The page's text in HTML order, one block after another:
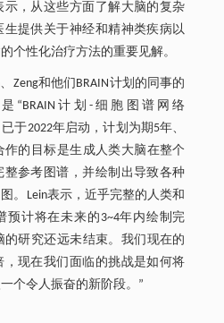
，从这些方面了解大脑的复杂
提供关于神经和精神类疾病以
个性化治疗方法的重要见解。
Zeng和他们BRAIN计划的同事的
“BRAIN计划-细胞图谱网络
已于2022年启动，计划为期5年、
作的目标是生成人类大脑在整个
参考图谱，并绘制出导致各种
。Lein表示，近乎完整的人类和
预计将在未来的3~4年内绘制完
的研究还远未结束。我们现在的
，现在我们面临的挑战是如何将
个令人振奋的新阶段。”